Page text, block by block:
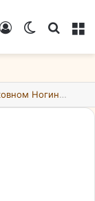
Switch
Войти
Пожар начался на нефтебазе в подмосковном Ногинске в результате атаки БПЛА ВСУ